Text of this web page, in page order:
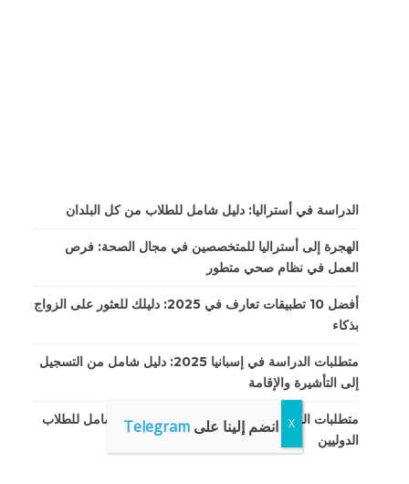
الدراسة في أستراليا: دليل شامل للطلاب من كل البلدان
الهجرة إلى أستراليا للمتخصصين في مجال الصحة: فرص
العمل في نظام صحي متطور
أفضل 10 تطبيقات تعارف في 2025: دليلك للعثور على الزواج
بذكاء
متطلبات الدراسة في إسبانيا 2025: دليل شامل من التسجيل
إلى التأشيرة والإقامة
متطلبات الدراسة في الصين لعام 2025: دليل شامل للطلاب
الدوليين
انضم إلينا على Telegram